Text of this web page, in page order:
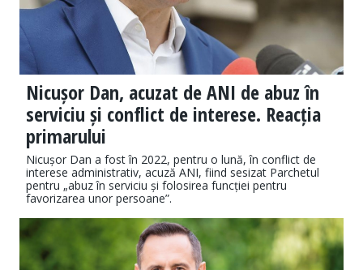
Nicușor Dan, acuzat de ANI de abuz în
serviciu și conflict de interese. Reacția
primarului
Nicușor Dan a fost în 2022, pentru o lună, în conflict de
interese administrativ, acuză ANI, fiind sesizat Parchetul
pentru „abuz în serviciu și folosirea funcției pentru
favorizarea unor persoane”.